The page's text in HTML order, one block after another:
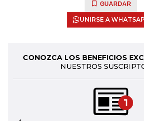
GUARDAR
UNIRSE A
CONOZCA LOS BENEFICIOS
NUESTROS
1